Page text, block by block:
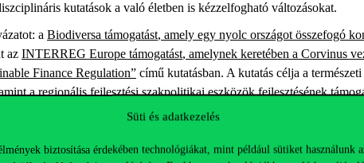
Süti és adatkezelés
biztosítása érdekében technológiákat, mint például sütiket használunk
kutatások a való életben is kézzelfogható változásokat.
: a Biodiversa támogatást, amely egy nyolc országot összefogó
az INTERREG Europe támogatást, amelynek keretében a Corvinus
Finance Regulation” című kutatásban. A kutatás célja a természeti
aregionális fejlesztési szakpolitikai eszközök fejlesztésének
Kelet-Európai Háztartási
kutatóból álló csapat egy egyedülálló regionális adatbázis létrehozásán